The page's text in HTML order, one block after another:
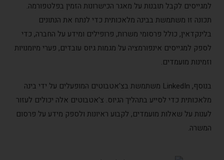
למגייסים לקבל תובנות על מאגר הכישרונות הזמין בפלטפורמה.
תכונה זו משתמשת בבינה מלאכותית כדי לנתח את הנתונים
בלינקדאין, כולל פרסומי משרות, פרופילים ומידע על החברה, כדי
לספק למגייסים אינפורמציה על מגמות גיוס עובדים, פערי מיומנויות
וזמינות מועמדים.
בנוסף, LinkedIn משתמשת בצ'אטבוטים המופעלים על ידי בינה
מלאכותית כדי לסייע בתהליך הגיוס. צ'אטבוטים אלה יכולים לעזור
לענות על שאלות מועמדים, לקבוע ראיונות ולספק מידע על פרסום
המשרה.